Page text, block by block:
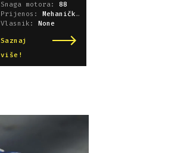
Snaga motora: 88
Prijenos:
Mehanički mjenjač
Vlasnik:
None
Saznaj
više!